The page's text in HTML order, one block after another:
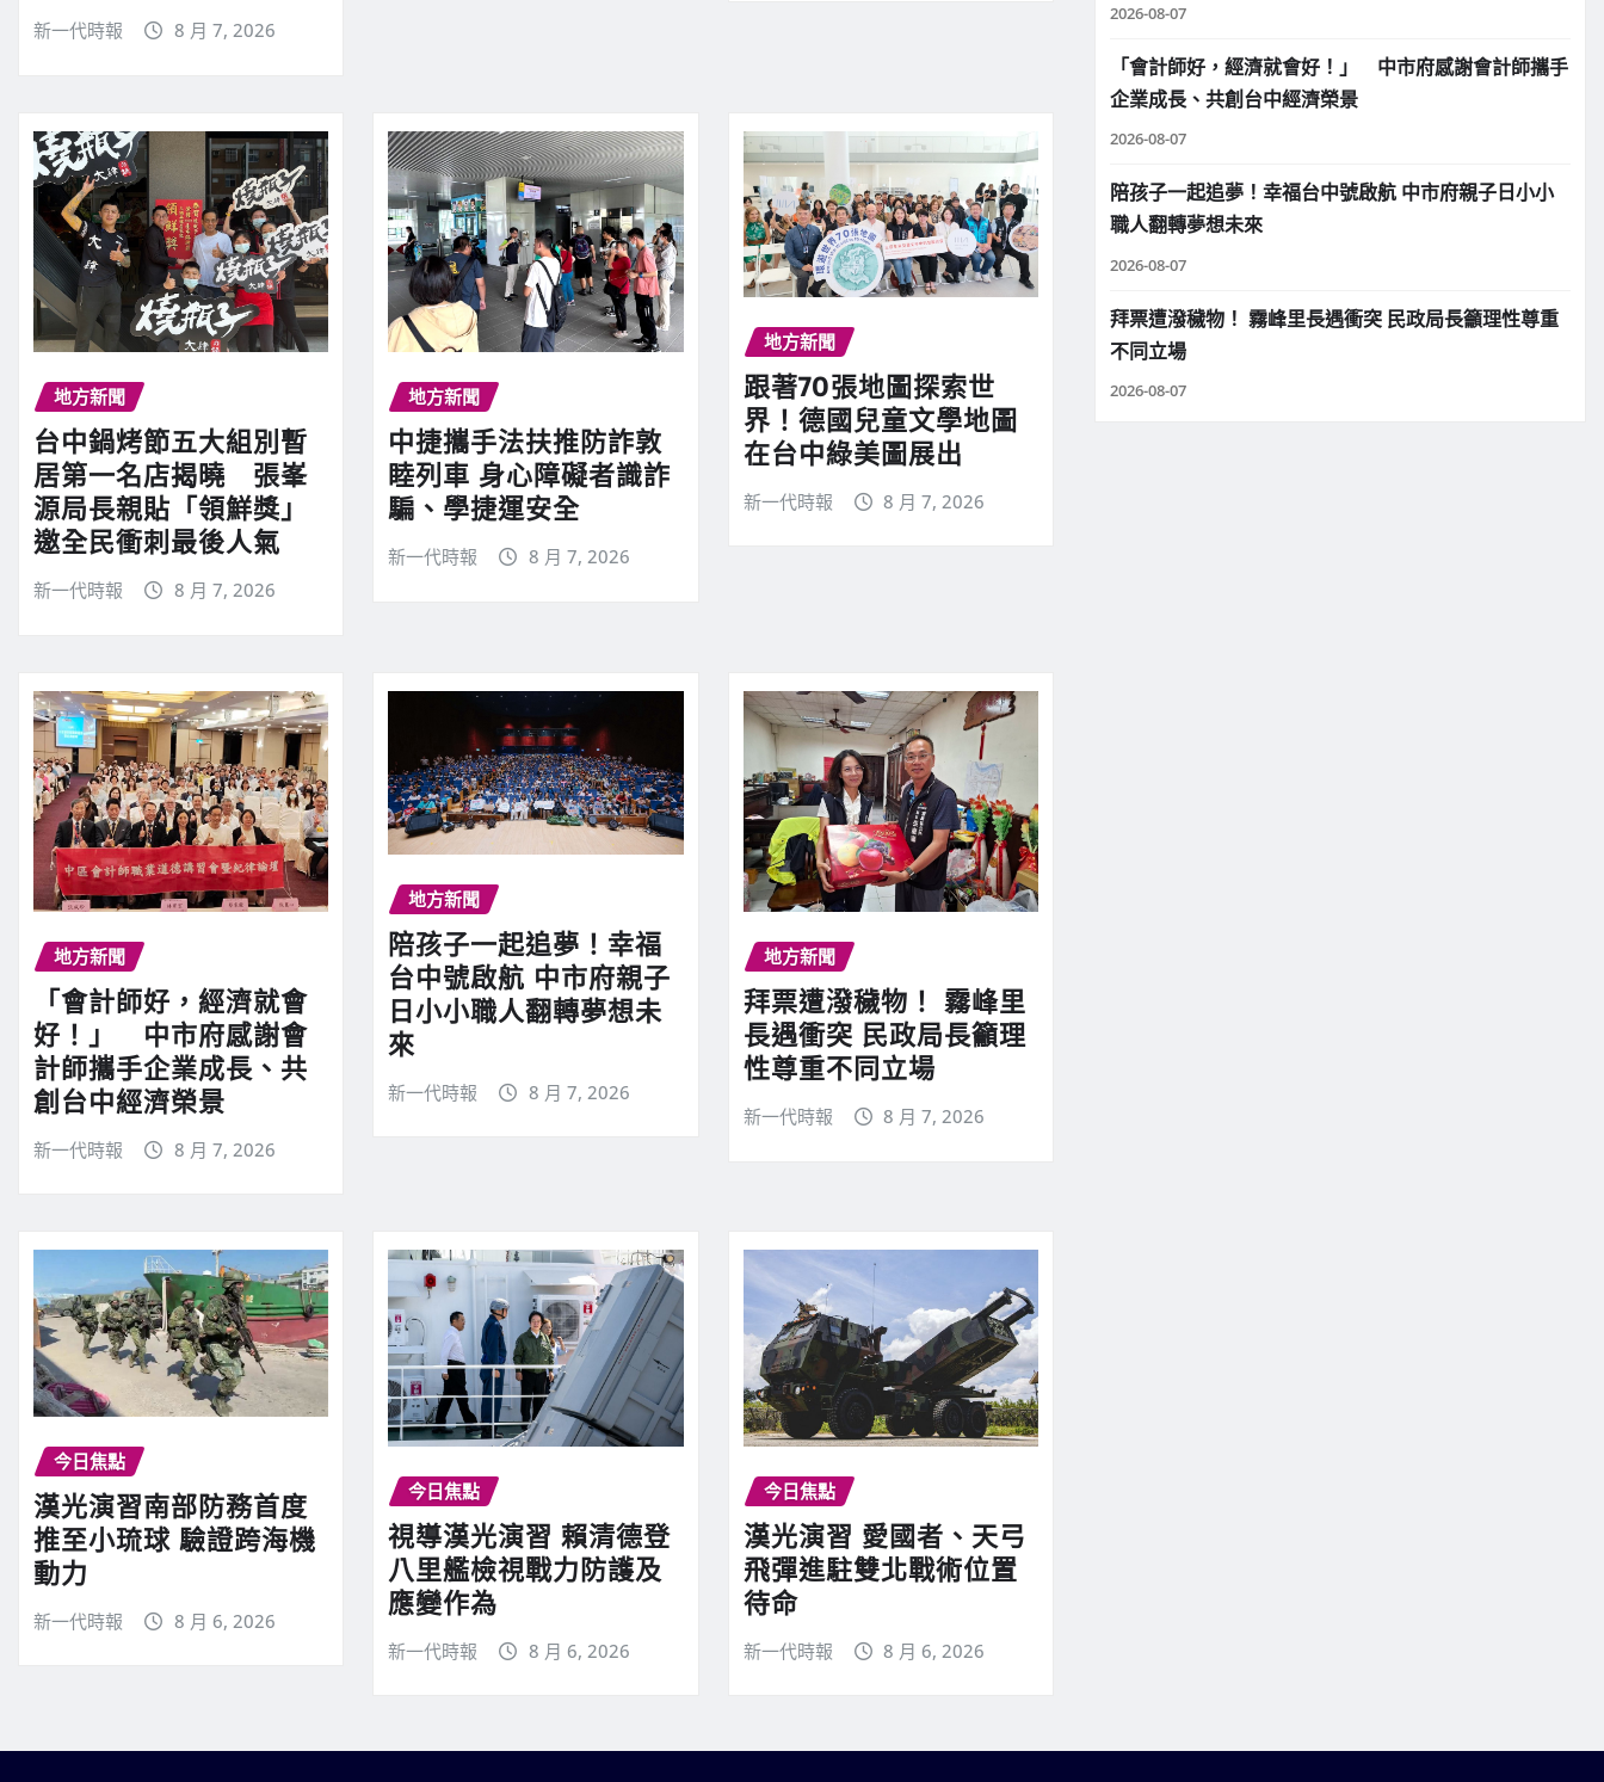
新一代時報 8 月 7, 2026
地方新聞
台中鍋烤節五大組別暫
居第一名店揭曉 張峯
源局長親貼「領鮮獎」
邀全民衝刺最後人氣
新一代時報 8 月 7, 2026
地方新聞
中捷攜手法扶推防詐敦
睦列車 身心障礙者識詐
騙、學捷運安全
新一代時報 8 月 7, 2026
地方新聞
跟著70張地圖探索世
界！德國兒童文學地圖
在台中綠美圖展出
新一代時報 8 月 7, 2026
地方新聞
「會計師好，經濟就會
好！」 中市府感謝會
計師攜手企業成長、共
創台中經濟榮景
新一代時報 8 月 7, 2026
地方新聞
陪孩子一起追夢！幸福
台中號啟航 中市府親子
日小小職人翻轉夢想未
來
新一代時報 8 月 7, 2026
地方新聞
拜票遭潑穢物！ 霧峰里
長遇衝突 民政局長籲理
性尊重不同立場
新一代時報 8 月 7, 2026
今日焦點
漢光演習南部防務首度
推至小琉球 驗證跨海機
動力
新一代時報 8 月 6, 2026
今日焦點
視導漢光演習 賴清德登
八里艦檢視戰力防護及
應變作為
新一代時報 8 月 6, 2026
今日焦點
漢光演習 愛國者、天弓
飛彈進駐雙北戰術位置
待命
新一代時報 8 月 6, 2026
2026-08-07
「會計師好，經濟就會好！」 中市府感謝會計師攜手
企業成長、共創台中經濟榮景
2026-08-07
陪孩子一起追夢！幸福台中號啟航 中市府親子日小小
職人翻轉夢想未來
2026-08-07
拜票遭潑穢物！ 霧峰里長遇衝突 民政局長籲理性尊重
不同立場
2026-08-07